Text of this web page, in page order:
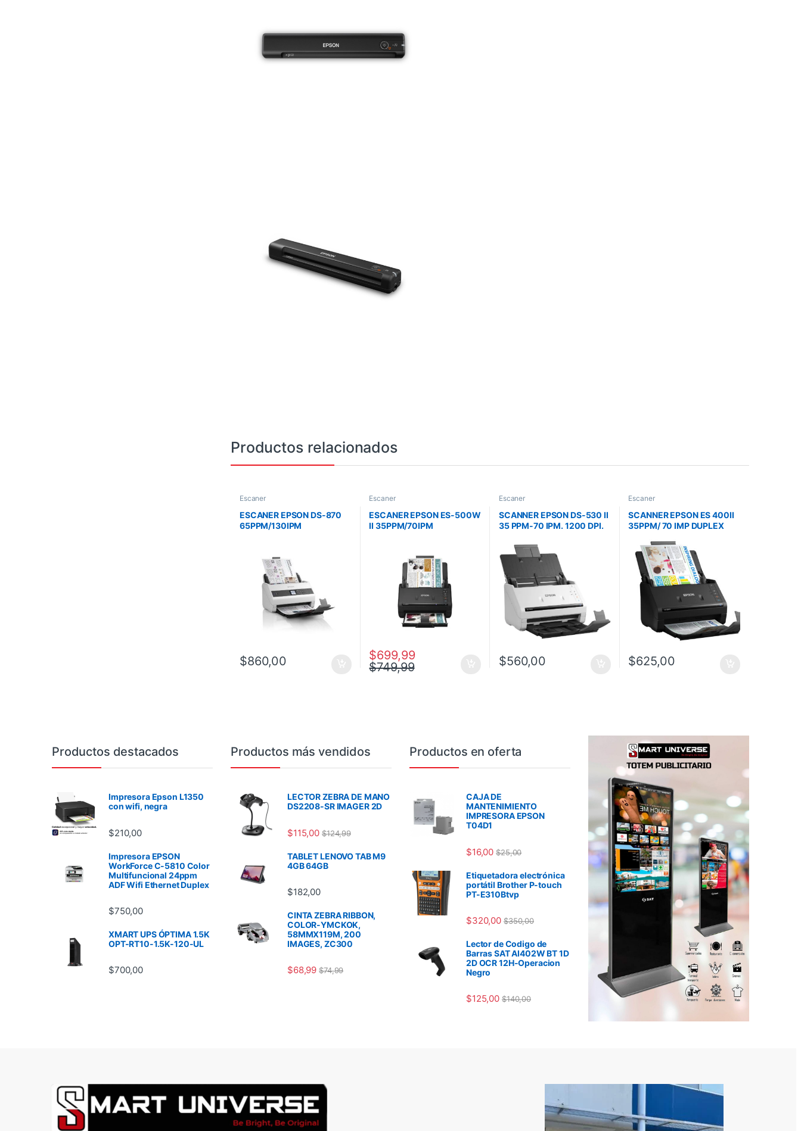
Productos relacionados
Escaner
ESCANER EPSON DS-870
65PPM/130IPM
B11B250201
$860,00
Escaner
ESCANER EPSON ES-500W
II 35PPM/70IPM
OPCIONAL B11B263201
$699,99
$749,99
Escaner
SCANNER EPSON DS-530 II
35 PPM-70 IPM. 1200 DPI.
$560,00
Escaner
SCANNER EPSON ES 400II
35PPM/ 70 IMP DUPLEX
DIARIO 4.000 PAGS.
$625,00
Brands Carousel
Productos destacados
Impresora Epson L1350
con wifi, negra
$210,00
Impresora EPSON
WorkForce C-5810 Color
Multifuncional 24ppm
ADF Wifi Ethernet Duplex
$750,00
XMART UPS ÓPTIMA 1.5K
OPT-RT10-1.5K-120-UL
$700,00
Productos más vendidos
LECTOR ZEBRA DE MANO
DS2208-SR IMAGER 2D
$115,00 $124,99
TABLET LENOVO TAB M9
4GB 64GB
$182,00
CINTA ZEBRA RIBBON,
COLOR-YMCKOK,
58MMX119M, 200
IMAGES, ZC300
$68,99 $74,99
Productos en oferta
CAJA DE
MANTENIMIENTO
IMPRESORA EPSON
T04D1
$16,00 $25,00
Etiquetadora electrónica
portátil Brother P-touch
PT-E310Btvp
$320,00 $350,00
Lector de Codigo de
Barras SAT AI402W BT 1D
2D OCR 12H-Operacion
Negro
$125,00 $140,00